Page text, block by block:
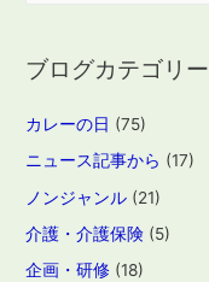
ブログカテゴリー
カレーの日 (75)
ニュース記事から (17)
ノンジャンル (21)
介護・介護保険 (5)
企画・研修 (18)